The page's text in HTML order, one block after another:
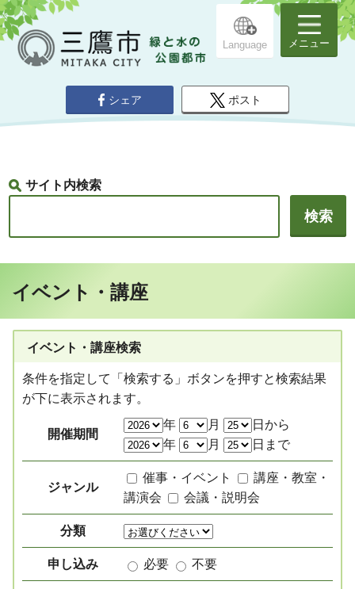
Language メニュー
シェア ポスト
サイト内検索
イベント・講座
イベント・講座検索
条件を指定して「検索する」ボタンを押すと検索結果
が下に表示されます。
開催期間
年 月
日から
年
月 日まで
ジャンル
催事・イベント
講座・教室・
講演会
会議・説明会
分類
申し込み 必要 不要